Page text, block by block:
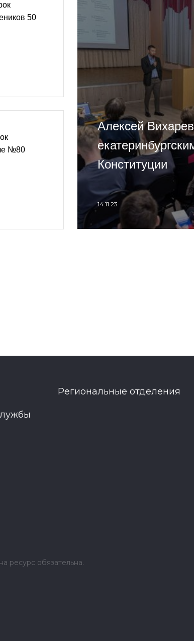
50
№80
Алексей
Конституции
14.11.23
Региональные отделения
ресурс обязательна.